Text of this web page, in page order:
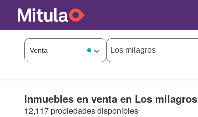
Inmuebles en venta en Los milagros
12,117 propiedades disponibles